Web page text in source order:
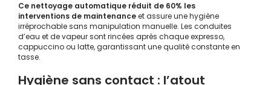
Ce nettoyage automatique réduit de 60% les
interventions de maintenanceet assure une hygiène
irréprochable sans manipulation manuelle. Les conduites
d’eau et de vapeur sont rincées après chaque expresso,
cappuccino ou latte, garantissant une qualité constante en
tasse.
Hygiène sans contact : l’atout